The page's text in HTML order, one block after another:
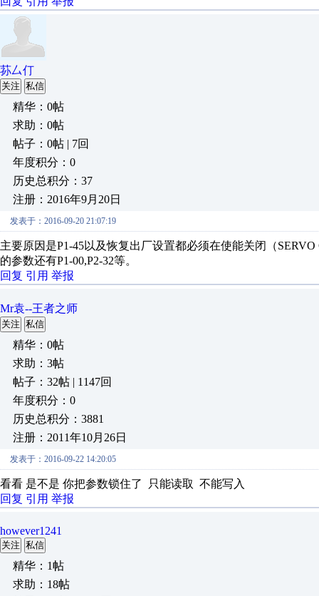
荪厶仃
关注 私信
精华：0帖
求助：0帖
帖子：0帖 | 7回
年度积分：0
历史总积分：37
注册：2016年9月20日
发表于：2016-09-20 21:07:19
主要原因是P1-45以及恢复出厂设置都必须在使能关闭（
的参数还有P1-00,P2-32等。
回复 引用 举报
Mr袁--王者之师
关注 私信
精华：0帖
求助：3帖
帖子：32帖 | 1147回
年度积分：0
历史总积分：3881
注册：2011年10月26日
发表于：2016-09-22 14:20:05
看看 是不是 你把参数锁住了 只能读取 不能写入
回复 引用 举报
however1241
关注 私信
精华：1帖
求助：18帖